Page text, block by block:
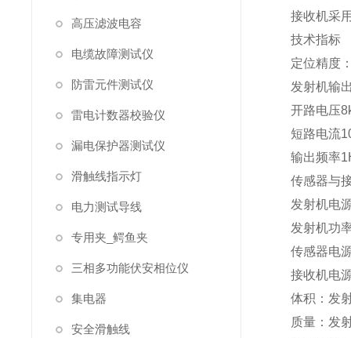
高压滤波电容
电缆故障测试仪
防雷元件测试仪
雷电计数器校验仪
漏电保护器测试仪
滑触线指示灯
电力测试导线
专用夹_鳄鱼夹
三相多功能伏安相位仪
集电器
安全滑触线
接收机采
技术指标
定位精度
发射机输
开路电压
短路电流
输出频率
传感器与
发射机电
发射机功
传感器电
接收机电
体积：发
质量：发